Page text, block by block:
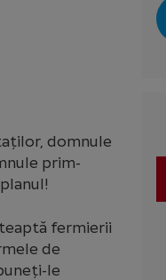
domnule
prim-
fermierii
de
le